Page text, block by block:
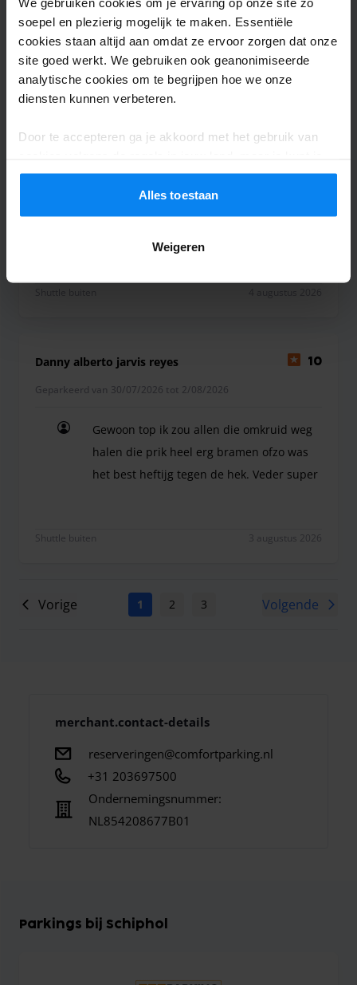
soepel en plezierig mogelijk te maken. Essentiële
cookies staan altijd aan omdat ze ervoor zorgen dat onze
site goed werkt. We gebruiken ook geanonimiseerde
analytische cookies om te begrijpen hoe we onze
diensten kunnen verbeteren.
Door te accepteren ga je akkoord met het gebruik van
instellingen op elk moment aanpassen. Bekijk voor alle
Privacybeleid.
Alles toestaan
Weigeren
Shuttle buiten 5 augustus 2026
Geparkeerd van 25/07/2026 tot 2/08/2026
Danny alberto jarvis reyes 10
Geparkeerd van 30/07/2026 tot 2/08/2026
Gewoon top ik zou allen die omkruid weg
halen die prik heel erg bramen ofzo was
het best heftijg tegen de hek. Veder super
Shuttle buiten 3 augustus 2026
Vorige 1 2 3 5 6 7
Volgende
merchant.contact-details
reserveringen@comfortparking.nl
+31 203697500
Ondernemingsnummer:
NL854208677B01
Parkings bij Schiphol